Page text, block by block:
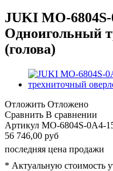
JUKI MO-6804S-
Одноигольный
(голова)
Отложить Отложено
Сравнить В сравнении
Артикул MO-6804S-0A4-
56 746,00 руб
последняя цена продажи
* Актуальную стоимость